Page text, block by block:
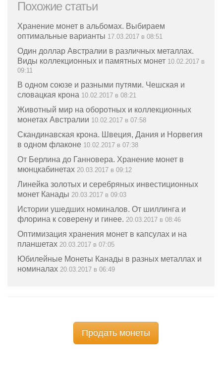
Похожие статьи
Хранение монет в альбомах. Выбираем
оптимальные варианты 17.03.2017 в 08:51
Один доллар Австралии в различных металлах.
Виды коллекционных и памятных монет 10.02.2017 в
09:11
В одном союзе и разными путями. Чешская и
словацкая крона 10.02.2017 в 08:21
Животный мир на оборотных и коллекционных
монетах Австралии 10.02.2017 в 07:58
Скандинавская крона. Швеция, Дания и Норвегия
в одном флаконе 10.02.2017 в 07:38
От Берлина до Ганновера. Хранение монет в
мюнцкабинетах 20.03.2017 в 09:12
Линейка золотых и серебряных инвестиционных
монет Канады 20.03.2017 в 09:03
Истории ушедших номиналов. От шиллинга и
флорина к соверену и гинее. 20.03.2017 в 08:46
Оптимизация хранения монет в капсулах и на
планшетах 20.03.2017 в 07:05
Юбилейные Монеты Канады в разных металлах и
номиналах 20.03.2017 в 06:49
Продать монеты